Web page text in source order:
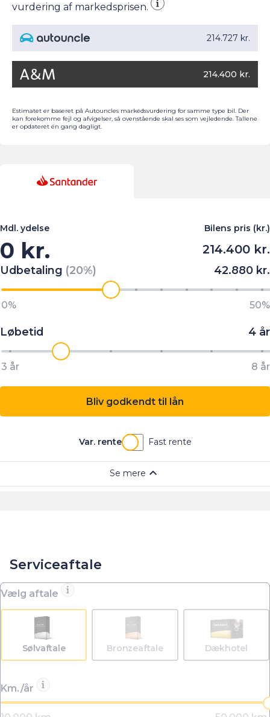
vurdering af markedsprisen.
214.727 kr.
214.400 kr.
Estimatet er baseret på Autouncles markedsvurdering for samme type bil. Der
kan forekomme fejl og afvigelser, så ovenstående skal ses som vejledende. Tallene
er opdateret én gang dagligt.
Serviceaftale
Vælg aftale
Sølvaftale Bronzeaftale Dækhotel
Km./år